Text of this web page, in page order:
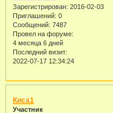
Зарегистрирован: 2016-02-03
Приглашений: 0
Сообщений: 7487
Провел на форуме:
4 месяца 6 дней
Последний визит:
2022-07-17 12:34:24
Киса1
Участник